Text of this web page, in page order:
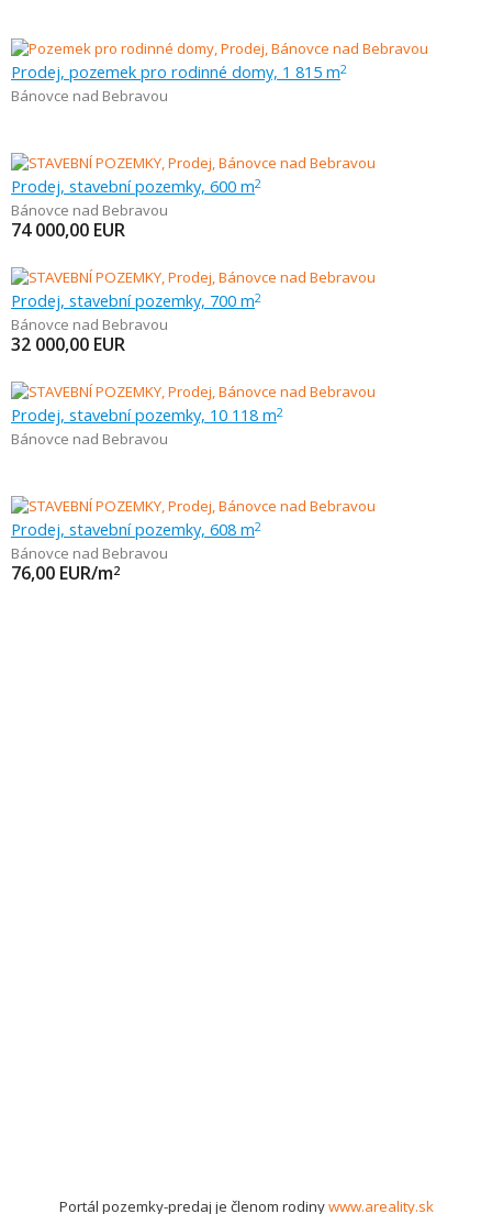
Prodej, pozemek pro rodinné domy, 1 815 m2
Bánovce nad Bebravou
Prodej, stavební pozemky, 600 m2
Bánovce nad Bebravou
74 000,00 EUR
Prodej, stavební pozemky, 700 m2
Bánovce nad Bebravou
32 000,00 EUR
Prodej, stavební pozemky, 10 118 m2
Bánovce nad Bebravou
Prodej, stavební pozemky, 608 m2
Bánovce nad Bebravou
76,00 EUR/m2
Portál pozemky-predaj je členom rodinywww.areality.sk